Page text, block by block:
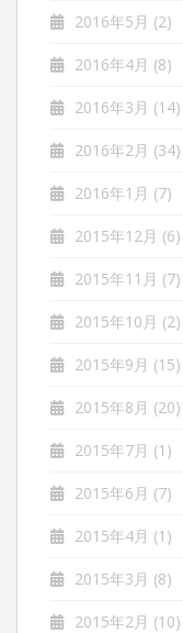
2016年5月 (2)
2016年4月 (8)
2016年3月 (14)
2016年2月 (34)
2016年1月 (7)
2015年12月 (6)
2015年11月 (7)
2015年10月 (2)
2015年9月 (15)
2015年8月 (20)
2015年7月 (1)
2015年6月 (7)
2015年4月 (1)
2015年3月 (8)
2015年2月 (10)